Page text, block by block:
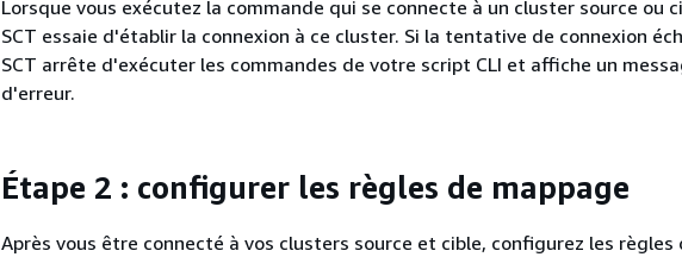
Lorsque vous exécutez la commande qui se connecte à un cluster source ou
SCT essaie d'établir la connexion à ce cluster. Si la tentative de connexion
SCT arrête d'exécuter les commandes de votre script CLI et affiche un
d'erreur.
Étape 2 : configurer les règles de mappage
Après vous être connecté à vos clusters source et cible, configurez les règles